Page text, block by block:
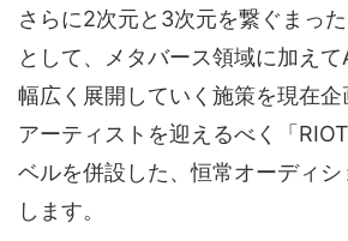
さらに2次元と3次元を繋ぐまっ
として、メタバース領域に加え
幅広く展開していく施策を現在
アーティストを迎えるべく「
ベルを併設した、恒常オーディ
します。